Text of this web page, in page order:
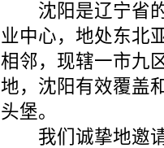
沈阳是辽宁省的
业中心，地处东北
相邻，现辖一市九
地，沈阳有效覆盖
头堡。
我们诚挚地邀请